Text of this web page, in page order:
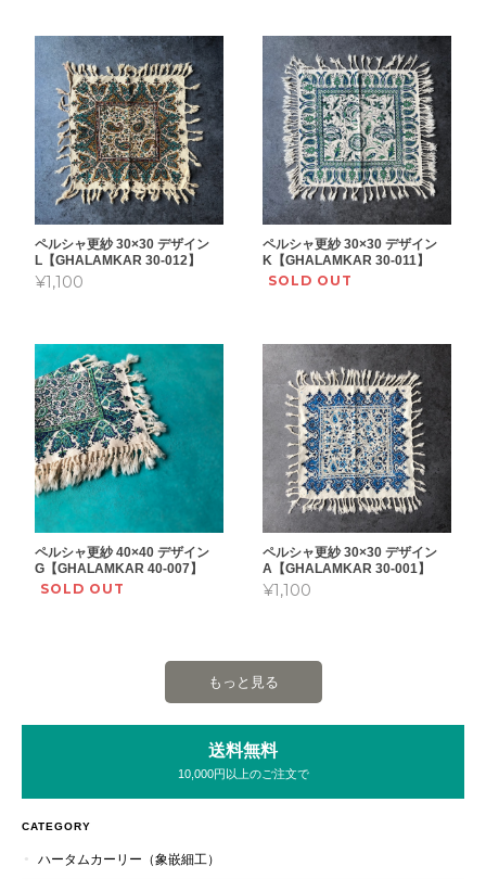
ペルシャ更紗 30×30 デザイン
L【GHALAMKAR 30-012】
¥1,100
ペルシャ更紗 30×30 デザイン
K【GHALAMKAR 30-011】
SOLD OUT
ペルシャ更紗 40×40 デザイン
G【GHALAMKAR 40-007】
SOLD OUT
ペルシャ更紗 30×30 デザイン
A【GHALAMKAR 30-001】
¥1,100
もっと見る
送料無料
10,000円以上のご注文で
CATEGORY
ハータムカーリー（象嵌細工）